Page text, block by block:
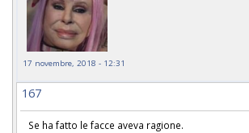
17 novembre, 2018 - 12:31
167
Se ha fatto le facce aveva ragione.